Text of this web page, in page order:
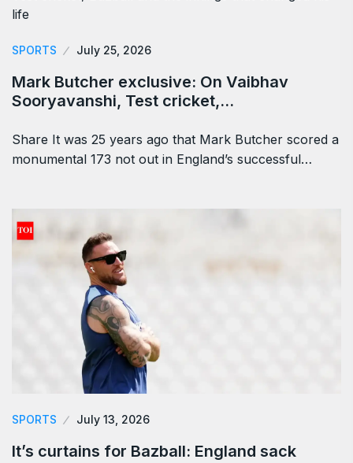
SPORTS July 25, 2026
Mark Butcher exclusive: On Vaibhav
Sooryavanshi, Test cricket,…
Share It was 25 years ago that Mark Butcher scored a
monumental 173 not out in England’s successful…
SPORTS July 13, 2026
It’s curtains for Bazball: England sack